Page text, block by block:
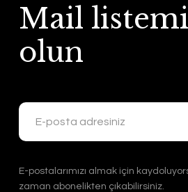
Mail
olun
E-postalarımızı almak için
zaman abonelikten çıkabilirsiniz.